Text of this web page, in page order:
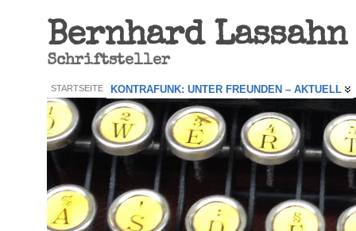
Bernhard Lassahn
Schriftsteller
STARTSEITE KONTRAFUNK: UNTER FREUNDEN – AKTUELL